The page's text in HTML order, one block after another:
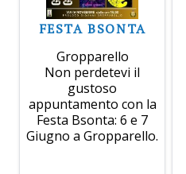
FESTA BSONTA
Gropparello
Non perdetevi il
gustoso
appuntamento con la
Festa Bsonta: 6 e 7
Giugno a Gropparello.